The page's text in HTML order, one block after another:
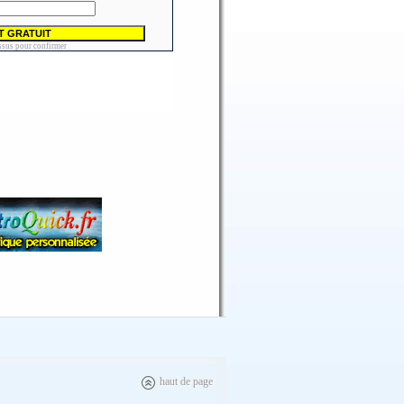
haut de page